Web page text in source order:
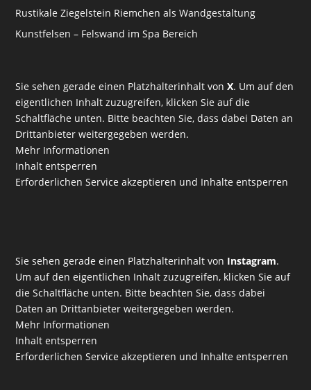
Rustikale Ziegelstein Riemchen als Wandgestaltung
Kunstfelsen – Felswand im Spa Bereich
Sie sehen gerade einen Platzhalterinhalt vonX. Um auf den
eigentlichen Inhalt zuzugreifen, klicken Sie auf die
Schaltfläche unten. Bitte beachten Sie, dass dabei Daten an
Drittanbieter weitergegeben werden.
Mehr Informationen
Inhalt entsperren
Erforderlichen Service akzeptieren und Inhalte entsperren
Sie sehen gerade einen Platzhalterinhalt von Instagram.
Um auf den eigentlichen Inhalt zuzugreifen, klicken Sie auf
die Schaltfläche unten. Bitte beachten Sie, dass dabei
Daten an Drittanbieter weitergegeben werden.
Mehr Informationen
Inhalt entsperren
Erforderlichen Service akzeptieren und Inhalte entsperren